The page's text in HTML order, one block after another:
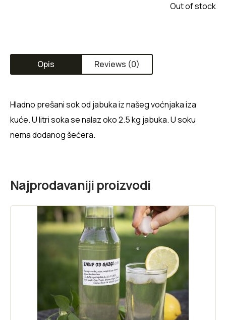
Out of stock
Opis Reviews (0)
Hladno prešani sok od jabuka iz našeg voćnjaka iza
kuće. U litri soka se nalaz oko 2.5 kg jabuka. U soku
nema dodanog šećera.
Najprodavaniji proizvodi